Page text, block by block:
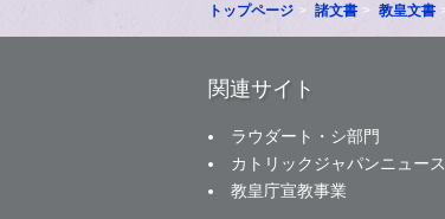
トップページ 諸文書 教皇文書
関連サイト
ラウダート・シ部門
カトリックジャパンニュース
教皇庁宣教事業